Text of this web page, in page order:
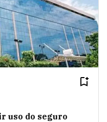
uso do seguro